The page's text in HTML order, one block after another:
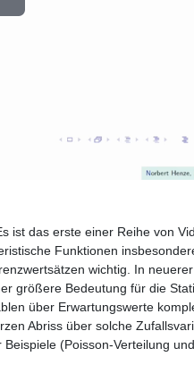
ist das erste einer Reihe von
Funktionen
wichtig. In
größere Bedeutung für die
über Erwartungswerte
Abriss über solche
(Poisson-Verteilung und